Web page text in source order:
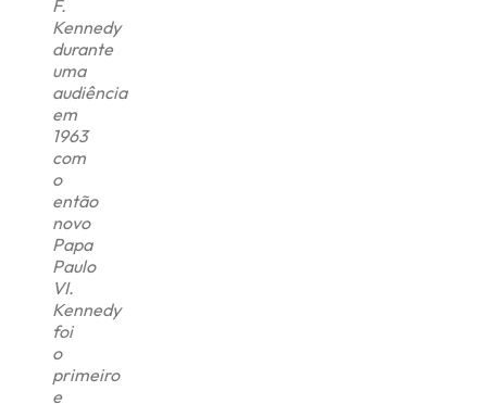
F.
Kennedy
durante
uma
audiência
em
1963
com
o
então
novo
Papa
Paulo
VI.
Kennedy
foi
o
primeiro
e